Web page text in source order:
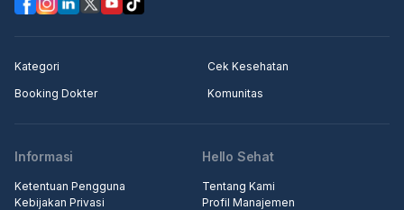
Kategori
Cek Kesehatan
Booking Dokter
Komunitas
Informasi
Ketentuan Pengguna
Kebijakan Privasi
Hello Sehat
Tentang Kami
Profil Manajemen